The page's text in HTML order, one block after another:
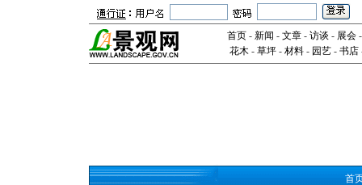
首页- 新闻 - 文章- 访谈 - 展会
花木- 草坪- 材料- 园艺- 书店
首